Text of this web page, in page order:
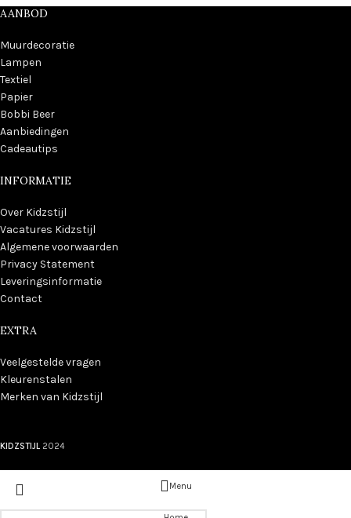
AANBOD
Muurdecoratie
Lampen
Textiel
Papier
Bobbi Beer
Aanbiedingen
Cadeautips
INFORMATIE
Over Kidzstijl
Vacatures Kidzstijl
Algemene voorwaarden
Privacy Statement
Leveringsinformatie
Contact
EXTRA
Veelgestelde vragen
Kleurenstalen
Merken van Kidzstijl
KIDZSTIJL 2024
Menu